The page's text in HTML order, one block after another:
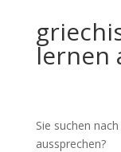
lernen
Sie suchen
aussprechen?